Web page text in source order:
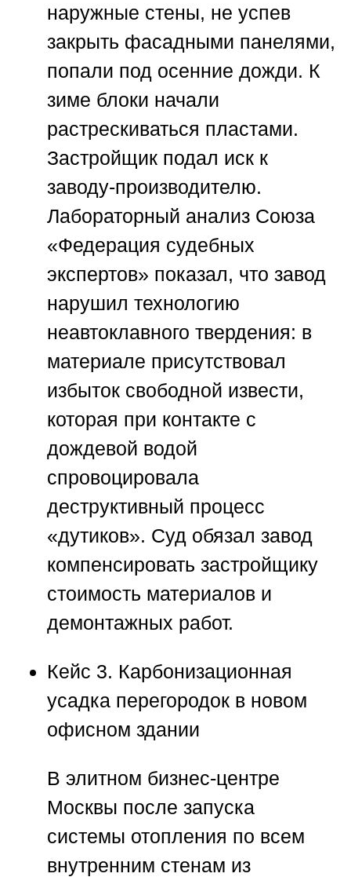
наружные стены, не успев
закрыть фасадными панелями,
попали под осенние дожди. К
зиме блоки начали
растрескиваться пластами.
Застройщик подал иск к
заводу-производителю.
Лабораторный анализ Союза
«Федерация судебных
экспертов» показал, что завод
нарушил технологию
неавтоклавного твердения: в
материале присутствовал
избыток свободной извести,
которая при контакте с
дождевой водой
спровоцировала
деструктивный процесс
«дутиков». Суд обязал завод
компенсировать застройщику
стоимость материалов и
демонтажных работ.
Кейс 3. Карбонизационная
усадка перегородок в новом
офисном здании
В элитном бизнес-центре
Москвы после запуска
системы отопления по всем
внутренним стенам из